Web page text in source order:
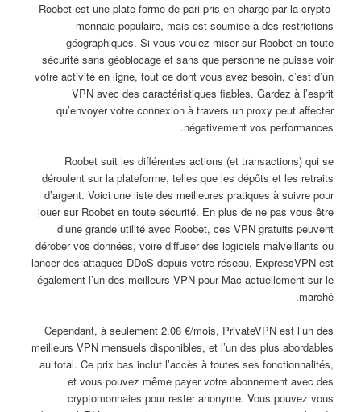
Roobet est une plate-forme de pari pris en charge par la crypto-
monnaie populaire, mais est soumise à des restrictions
géographiques. Si vous voulez miser sur Roobet en toute
sécurité sans géoblocage et sans que personne ne puisse voir
votre activité en ligne, tout ce dont vous avez besoin, c’est d’un
VPN avec des caractéristiques fiables. Gardez à l’esprit
qu’envoyer votre connexion à travers un proxy peut affecter
négativement vos performances.
Roobet suit les différentes actions (et transactions) qui se
déroulent sur la plateforme, telles que les dépôts et les retraits
d’argent. Voici une liste des meilleures pratiques à suivre pour
jouer sur Roobet en toute sécurité. En plus de ne pas vous être
d’une grande utilité avec Roobet, ces VPN gratuits peuvent
dérober vos données, voire diffuser des logiciels malveillants ou
lancer des attaques DDoS depuis votre réseau. ExpressVPN est
également l’un des meilleurs VPN pour Mac actuellement sur le
marché.
Cependant, à seulement 2.08 €/mois, PrivateVPN est l’un des
meilleurs VPN mensuels disponibles, et l’un des plus abordables
au total. Ce prix bas inclut l’accès à toutes ses fonctionnalités,
et vous pouvez même payer votre abonnement avec des
cryptomonnaies pour rester anonyme. Vous pouvez vous